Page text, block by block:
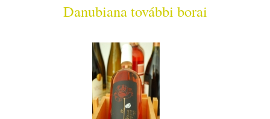
Danubiana további borai